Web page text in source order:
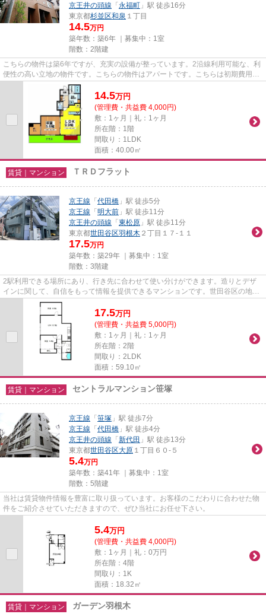
京王井の頭線 「永福町 」駅 徒歩16分
東京都杉並区和泉 １丁目
14.5万円
築年数：築6年 ｜募集中： 1室
階数：2階建
こちらの物件は築6年ですが、充実の設備が整っています。2沿線利用可能な、利
便性の高い立地の物件です。こちらの物件はアパートです。こちらは初期費用を
カードでお支払いいただける...
14.5万円
(管理費・共益費 4,000円)
敷：1ヶ月｜礼：1ヶ月
所在階：1階
間取り：1LDK
面積：40.00㎡
賃貸｜マンション ＴＲＤフラット
京王線 「代田橋 」駅 徒歩5分
京王線 「明大前 」駅 徒歩11分
京王井の頭線 「東松原 」駅 徒歩11分
東京都世田谷区羽根木 ２丁目１７-１１
17.5万円
築年数：築29年 ｜募集中： 1室
階数：3階建
2駅利用できる場所にあり、行き先に合わせて使い分けができます。造りとデザ
インに関して、自信をもって情報を提供できるマンションです。世田谷区の地域
情報や賃貸物件情報のことなら...
17.5万円
(管理費・共益費 5,000円)
敷：1ヶ月｜礼：1ヶ月
所在階：2階
間取り：2LDK
面積：59.10㎡
賃貸｜マンション セントラルマンション笹塚
京王線 「笹塚 」駅 徒歩7分
京王線 「代田橋 」駅 徒歩4分
京王井の頭線 「新代田 」駅 徒歩13分
東京都世田谷区大原 １丁目６０-５
5.4万円
築年数：築41年 ｜募集中： 1室
階数：5階建
当社は賃貸物件情報を豊富に取り扱っています。お客様のこだわりに合わせた物
件をご紹介させていただきますので、ぜひ当社にお任せ下さい。
5.4万円
(管理費・共益費 4,000円)
敷：1ヶ月｜礼：0万円
所在階：4階
間取り：1K
面積：18.32㎡
賃貸｜マンション ガーデン羽根木